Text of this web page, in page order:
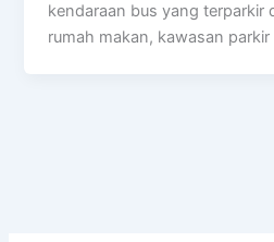
kendaraan bus yang terparkir
rumah makan, kawasan